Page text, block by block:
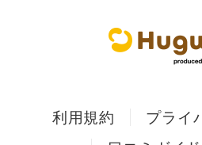
利用規約
プライ